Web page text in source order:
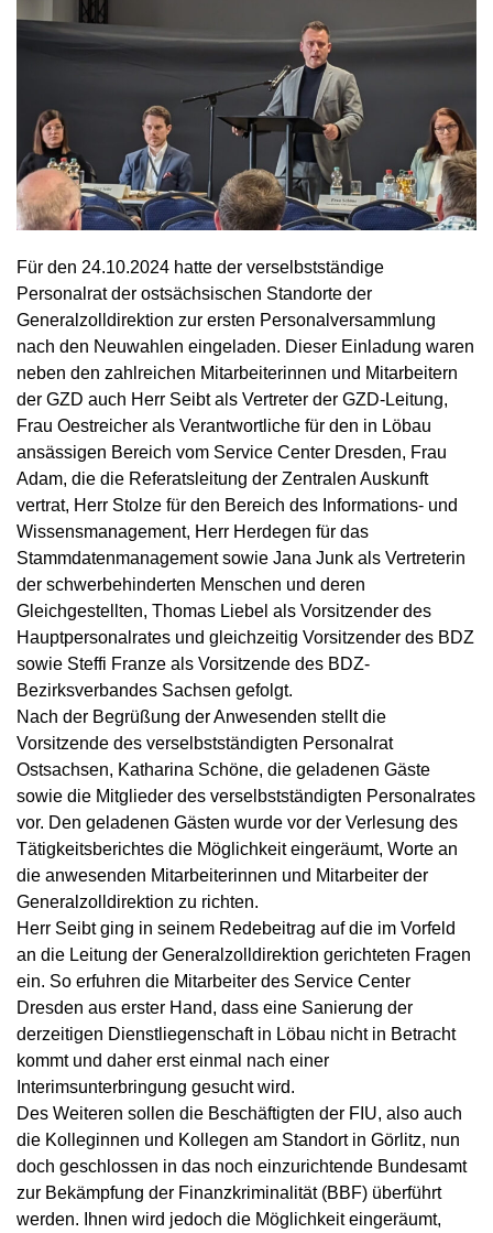
Für den 24.10.2024 hatte der verselbstständige
Personalrat der ostsächsischen Standorte der
Generalzolldirektion zur ersten Personalversammlung
nach den Neuwahlen eingeladen. Dieser Einladung waren
neben den zahlreichen Mitarbeiterinnen und Mitarbeitern
der GZD auch Herr Seibt als Vertreter der GZD-Leitung,
Frau Oestreicher als Verantwortliche für den in Löbau
ansässigen Bereich vom Service Center Dresden, Frau
Adam, die die Referatsleitung der Zentralen Auskunft
vertrat, Herr Stolze für den Bereich des Informations- und
Wissensmanagement, Herr Herdegen für das
Stammdatenmanagement sowie Jana Junk als Vertreterin
der schwerbehinderten Menschen und deren
Gleichgestellten, Thomas Liebel als Vorsitzender des
Hauptpersonalrates und gleichzeitig Vorsitzender des BDZ
sowie Steffi Franze als Vorsitzende des BDZ-
Bezirksverbandes Sachsen gefolgt.
Nach der Begrüßung der Anwesenden stellt die
Vorsitzende des verselbstständigten Personalrat
Ostsachsen, Katharina Schöne, die geladenen Gäste
sowie die Mitglieder des verselbstständigten Personalrates
vor. Den geladenen Gästen wurde vor der Verlesung des
Tätigkeitsberichtes die Möglichkeit eingeräumt, Worte an
die anwesenden Mitarbeiterinnen und Mitarbeiter der
Generalzolldirektion zu richten.
Herr Seibt ging in seinem Redebeitrag auf die im Vorfeld
an die Leitung der Generalzolldirektion gerichteten Fragen
ein. So erfuhren die Mitarbeiter des Service Center
Dresden aus erster Hand, dass eine Sanierung der
derzeitigen Dienstliegenschaft in Löbau nicht in Betracht
kommt und daher erst einmal nach einer
Interimsunterbringung gesucht wird.
Des Weiteren sollen die Beschäftigten der FIU, also auch
die Kolleginnen und Kollegen am Standort in Görlitz, nun
doch geschlossen in das noch einzurichtende Bundesamt
zur Bekämpfung der Finanzkriminalität (BBF) überführt
werden. Ihnen wird jedoch die Möglichkeit eingeräumt,